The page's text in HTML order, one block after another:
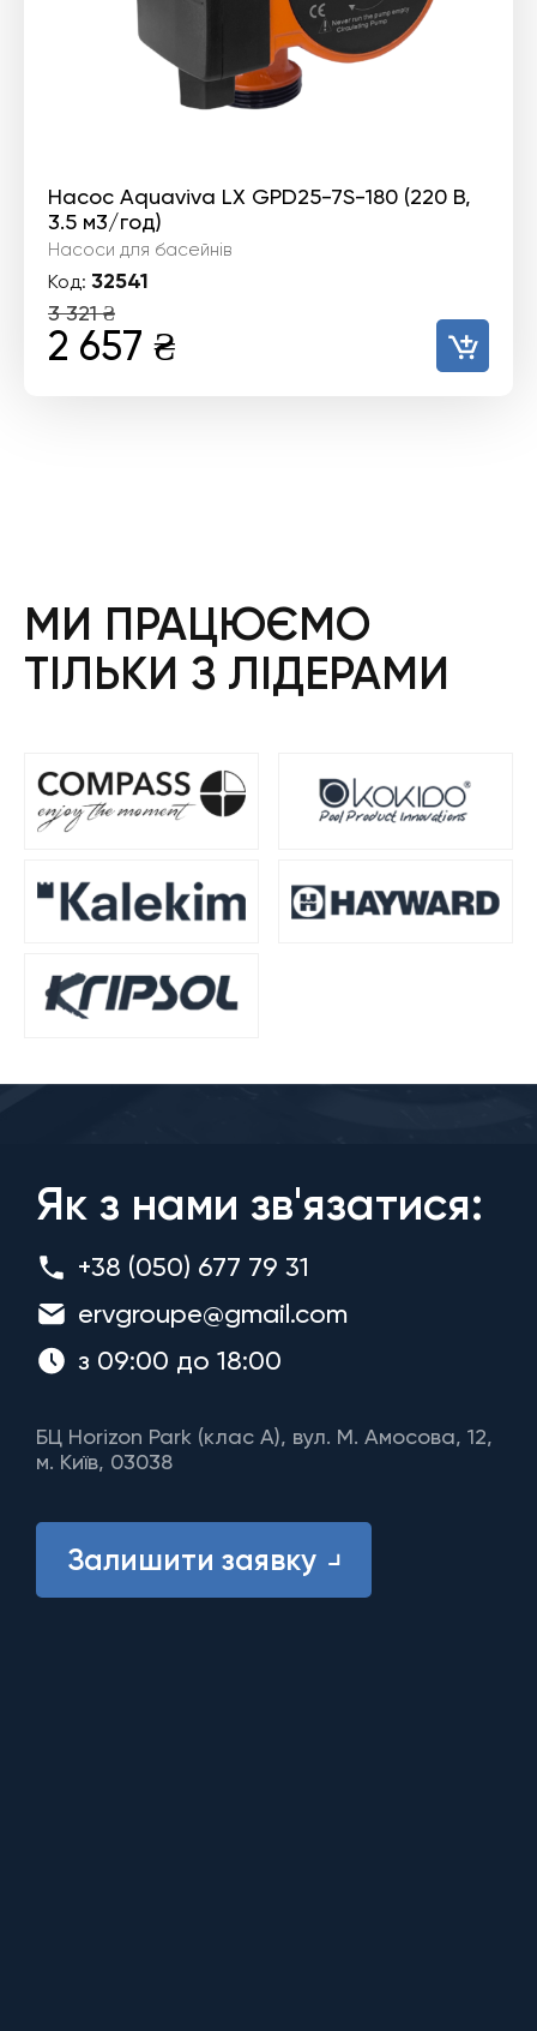
Насос Aquaviva LX GPD25-7S-180 (220 В,
3.5 м3/год)
Насоси для басейнів
Код: 32541
3 321₴
Оригінальна
2 657 ₴
МИ ПРАЦЮЄМО
ТІЛЬКИ З ЛІДЕРАМИ
Як з нами зв'язатися:
+38 (050) 677 79 31
ervgroupe@gmail.com
з 09:00 до 18:00
БЦ Horizon Park (клас A), вул. М. Амосова, 12,
м. Київ, 03038
Залишити заявку